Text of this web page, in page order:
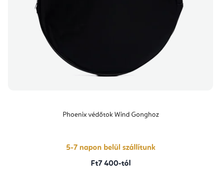
Phoenix védőtok Wind Gonghoz
5-7 napon belül szállítunk
Ft7 400-tól